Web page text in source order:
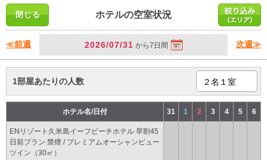
ホテルの空室状況
≪前週 2026/07/31 から7日間 次週≫
1部屋あたりの人数
ホテル名/日付 31 1 2 3 4 5 6
ENリゾート久米島イーフビーチホテル 早割45
日前プラン 禁煙 / プレミアムオーシャンビュー
ツイン（30㎡）